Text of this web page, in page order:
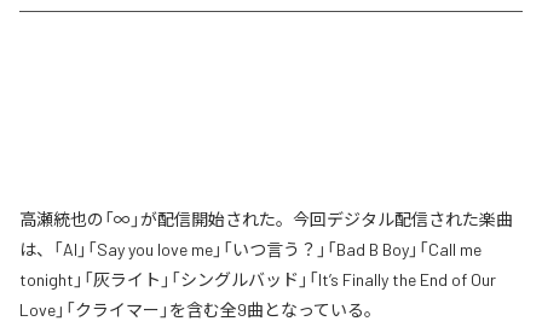
高瀬統也の「∞」が配信開始された。今回デジタル配信された楽曲
は、「AI」「Say you love me」「いつ言う？」「Bad B Boy」「Call me
tonight」「灰ライト」「シングルバッド」「It’s Finally the End of Our
Love」「クライマー」を含む全9曲となっている。